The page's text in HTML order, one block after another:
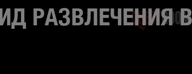
РАЗВЛЕЧЕНИЯ